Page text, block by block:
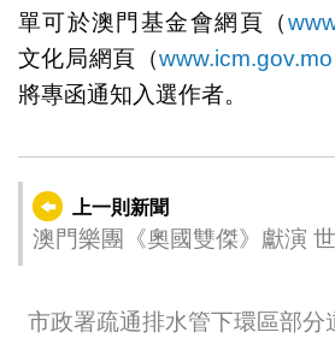
單可於澳門基金會網頁（
文化局網頁（www.icm.gov.mo
將專函通知入選作者。
上一則新聞
澳門樂團《奧國雙傑》獻演
市政署疏通排水管下環區部分